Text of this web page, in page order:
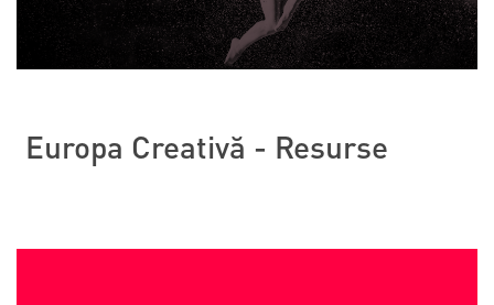
Europa Creativă - Resurse